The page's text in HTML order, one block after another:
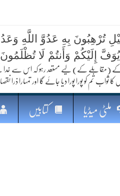
بِهِ عَدُوَّ اللَّهِ
وَأَنتُمْ لَا
کے) لیے مستعد رہو کہ اس سے خدا کے
تم کو پورا پورا دیا جائے گا اور تمہارا ذرا
ملٹی میڈیا کتابیں